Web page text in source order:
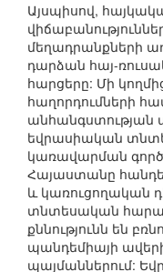
Այսպիսով,
մեղադրանքների
դարձան հայ-
հարցերը: Մի
հաղորդումների
անհանգստության
եվրասիական
կառավարման
Հայաստանը
և կառուցողական
տնտեսական
քննությունն են
պանդեմիայի
պայմաններում: